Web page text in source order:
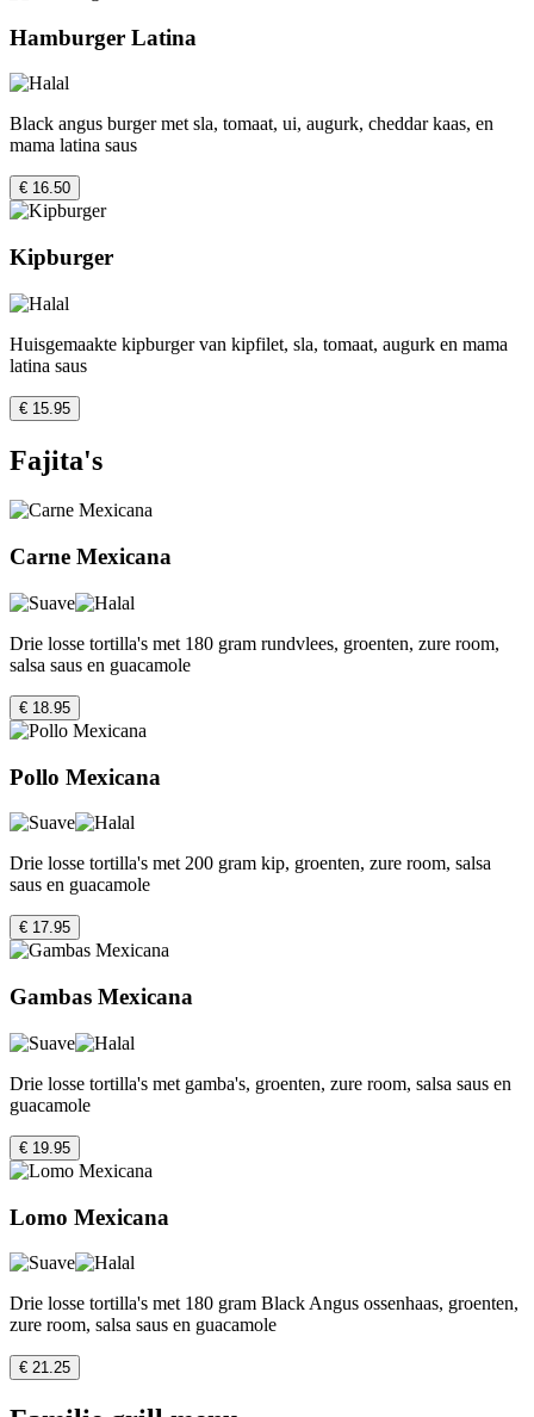
Hamburger Latina
Black angus burger met sla, tomaat, ui, augurk, cheddar kaas, en
mama latina saus
€ 16.50
Kipburger
Huisgemaakte kipburger van kipfilet, sla, tomaat, augurk en mama
latina saus
€ 15.95
Fajita's
Carne Mexicana
Drie losse tortilla's met 180 gram rundvlees, groenten, zure room,
salsa saus en guacamole
€ 18.95
Pollo Mexicana
Drie losse tortilla's met 200 gram kip, groenten, zure room, salsa
saus en guacamole
€ 17.95
Gambas Mexicana
Drie losse tortilla's met gamba's, groenten, zure room, salsa saus en
guacamole
€ 19.95
Lomo Mexicana
Drie losse tortilla's met 180 gram Black Angus ossenhaas, groenten,
zure room, salsa saus en guacamole
€ 21.25